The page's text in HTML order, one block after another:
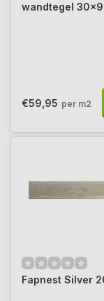
wandtegel
€59,95 per m2
Fapnest Silver